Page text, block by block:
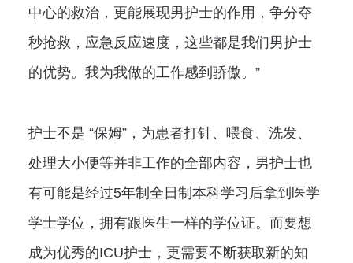
中心的救治，更能展现男护士的作用，争分夺
秒抢救，应急反应速度，这些都是我们男护士
的优势。我为我做的工作感到骄傲。”
护士不是 “保姆”，为患者打针、喂食、洗发、
处理大小便等并非工作的全部内容，男护士也
有可能是经过5年制全日制本科学习后拿到医学
学士学位，拥有跟医生一样的学位证。而要想
成为优秀的ICU护士，更需要不断获取新的知